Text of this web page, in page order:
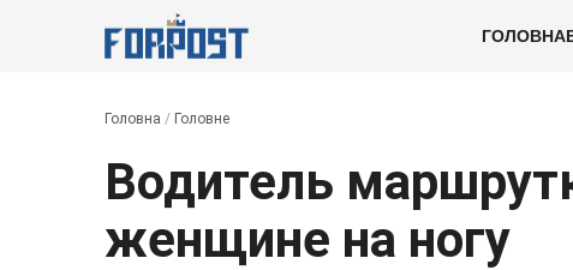
ГОЛОВНА
Головна / Головне
Водитель
женщине на ногу